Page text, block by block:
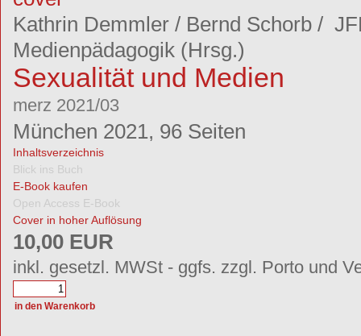
Kathrin Demmler / Bernd Schorb /
Medienpädagogik (Hrsg.)
Sexualität und Medien
merz 2021/03
München 2021, 96 Seiten
Inhaltsverzeichnis
Blick ins Buch
E-Book kaufen
Open Access E-Book
Cover in hoher Auflösung
10,00 EUR
inkl. gesetzl. MWSt - ggfs. zzgl. Porto und